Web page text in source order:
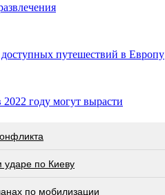
путешествий в Европу
году могут вырасти
ударе по Киеву
по мобилизации